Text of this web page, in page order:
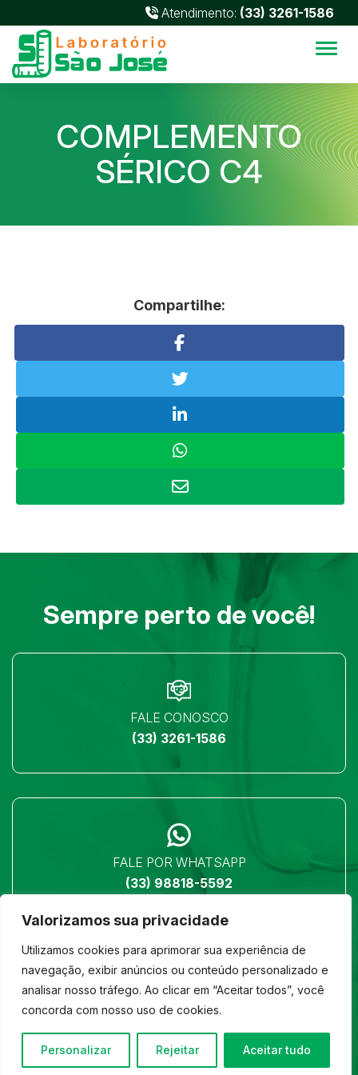
Valorizamos sua privacidade
Utilizamos cookies para aprimorar sua experiência de
navegação, exibir anúncios ou conteúdo personalizado e
analisar nosso tráfego. Ao clicar em “Aceitar todos”, você
concorda com nosso uso de cookies.
Personalizar Rejeitar Aceitar tudo
Atendimento: (33) 3261-1586
COMPLEMENTO
SÉRICO C4
Compartilhe:
Sempre perto de você!
FALE CONOSCO
(33) 3261-1586
FALE POR WHATSAPP
(33) 98818-5592
LOCALIZAÇÃO